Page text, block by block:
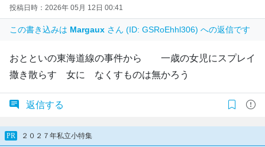
投稿日時：2026年 05月 12日 00:41
この書き込みは Margaux さん (ID: GSRoEhhl306) への返信です
おとといの東海道線の事件から 一歳の女児にスプレイ
撒き散らす 女に なくすものは無かろう
返信する